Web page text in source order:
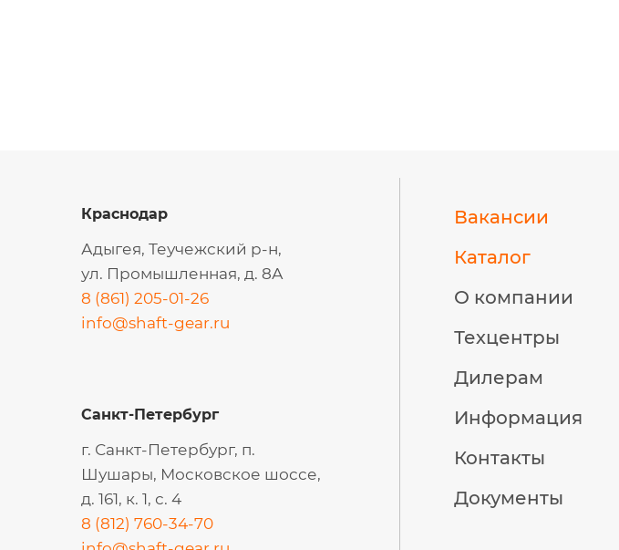
Краснодар
Адыгея, Теучежский р-н,
ул. Промышленная, д. 8А
8 (861) 205-01-26
info@shaft-gear.ru
Санкт-Петербург
г. Санкт-Петербург, п.
Шушары, Московское шоссе,
д. 161, к. 1, с. 4
8 (812) 760-34-70
Вакансии
Каталог
О компании
Техцентры
Дилерам
Информация
Контакты
Документы